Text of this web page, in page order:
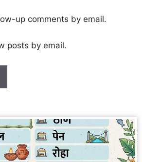
up comments by email.
posts by email.